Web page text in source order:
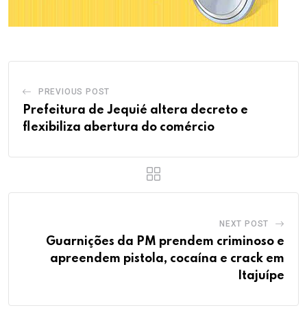
PREVIOUS POST
Prefeitura de Jequié altera decreto e
flexibiliza abertura do comércio
NEXT POST
Guarnições da PM prendem criminoso e
apreendem pistola, cocaína e crack em
Itajuípe